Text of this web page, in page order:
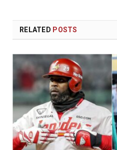
RELATED POSTS